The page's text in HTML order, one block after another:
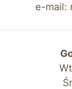
e-mail: